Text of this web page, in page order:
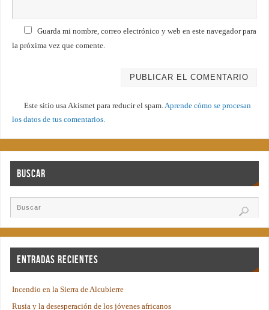
Guarda mi nombre, correo electrónico y web en este navegador para
la próxima vez que comente.
Este sitio usa Akismet para reducir el spam.Aprende cómo se procesan
los datos de tus comentarios.
Buscar
Entradas recientes
Incendio en la Sierra de Alcubierre
Rusia y la desesperación de los jóvenes africanos